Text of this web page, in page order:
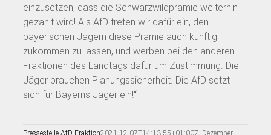
einzusetzen, dass die Schwarzwildprämie weiterhin
gezahlt wird! Als AfD treten wir dafür ein, den
bayerischen Jägern diese Prämie auch künftig
zukommen zu lassen, und werben bei den anderen
Fraktionen des Landtags dafür um Zustimmung. Die
Jäger brauchen Planungssicherheit. Die AfD setzt
sich für Bayerns Jäger ein!“
Pressestelle AfD-Fraktion2021-12-07T14:13:55+01:007. Dezember